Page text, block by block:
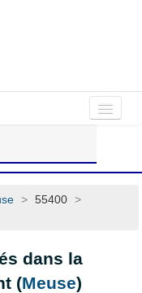
> 55400 >
dans la
(Meuse)